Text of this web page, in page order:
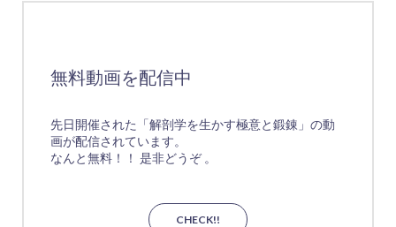
無料動画を配信中
先日開催された「解剖学を生かす極意と鍛錬」の動
画が配信されています。
なんと無料！！ 是非どうぞ 。
CHECK!!